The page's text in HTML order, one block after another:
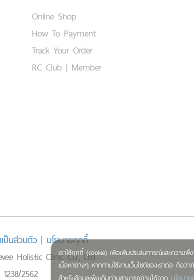
เราใช้คุกกี้ (cookie) เพื่อเพิ่มประสบการณ์และความพึ
เนื้อหาต่างๆ หากท่านใช้งานเว็บไซต์ของเราต่อ ถือว่
Online Shop
How To Payment
Track Your Order
RC Club | Member
ป็นส่วนตัว| นโยบายคุกกี้
Holistic Clinic Co., Ltd.
2562